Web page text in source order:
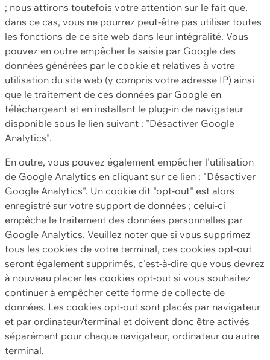
; nous attirons toutefois votre attention sur le fait que,
dans ce cas, vous ne pourrez peut-être pas utiliser toutes
les fonctions de ce site web dans leur intégralité. Vous
pouvez en outre empêcher la saisie par Google des
données générées par le cookie et relatives à votre
utilisation du site web (y compris votre adresse IP) ainsi
que le traitement de ces données par Google en
téléchargeant et en installant le plug-in de navigateur
disponible sous le lien suivant : "Désactiver Google
Analytics".
En outre, vous pouvez également empêcher l'utilisation
de Google Analytics en cliquant sur ce lien : "Désactiver
Google Analytics". Un cookie dit "opt-out" est alors
enregistré sur votre support de données ; celui-ci
empêche le traitement des données personnelles par
Google Analytics. Veuillez noter que si vous supprimez
tous les cookies de votre terminal, ces cookies opt-out
seront également supprimés, c'est-à-dire que vous devrez
à nouveau placer les cookies opt-out si vous souhaitez
continuer à empêcher cette forme de collecte de
données. Les cookies opt-out sont placés par navigateur
et par ordinateur/terminal et doivent donc être activés
séparément pour chaque navigateur, ordinateur ou autre
terminal.